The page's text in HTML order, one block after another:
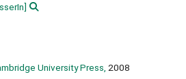
University Press, 2008